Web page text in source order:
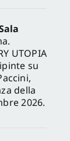
UTOPIA
su
della
2026.